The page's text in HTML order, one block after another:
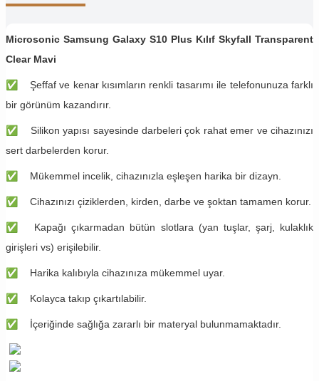
Microsonic Samsung Galaxy S10 Plus Kılıf Skyfall Transparent
Clear Mavi
✅ Şeffaf ve kenar kısımların renkli tasarımı ile telefonunuza farklı
bir görünüm kazandırır.
✅ Silikon yapısı sayesinde darbeleri çok rahat emer ve cihazınızı
sert darbelerden korur.
✅ Mükemmel incelik, cihazınızla eşleşen harika bir dizayn.
✅ Cihazınızı çiziklerden, kirden, darbe ve şoktan tamamen korur.
✅ Kapağı çıkarmadan bütün slotlara (yan tuşlar, şarj, kulaklık
girişleri vs) erişilebilir.
✅ Harika kalıbıyla cihazınıza mükemmel uyar.
✅ Kolayca takıp çıkartılabilir.
✅ İçeriğinde sağlığa zararlı bir materyal bulunmamaktadır.